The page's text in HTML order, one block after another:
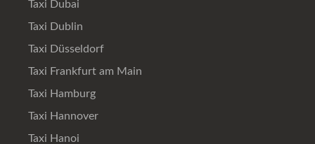
Taxi Dubai
Taxi Dublin
Taxi Düsseldorf
Taxi Frankfurt am Main
Taxi Hamburg
Taxi Hannover
Taxi Hanoi